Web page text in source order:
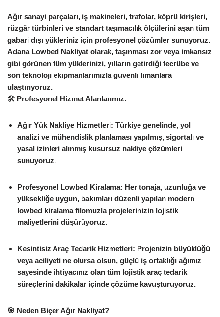
Ağır sanayi parçaları, iş makineleri, trafolar, köprü kirişleri,
rüzgâr türbinleri ve standart taşımacılık ölçülerini aşan tüm
gabari dışı yükleriniz için profesyonel çözümler sunuyoruz.
Adana Lowbed Nakliyat olarak, taşınması zor veya imkansız
gibi görünen tüm yüklerinizi, yılların getirdiği tecrübe ve
son teknoloji ekipmanlarımızla güvenli limanlara
ulaştırıyoruz.
🛠️ Profesyonel Hizmet Alanlarımız:
Ağır Yük Nakliye Hizmetleri: Türkiye genelinde, yol
analizi ve mühendislik planlaması yapılmış, sigortalı ve
yasal izinleri alınmış kusursuz nakliye çözümleri
sunuyoruz.
Profesyonel Lowbed Kiralama: Her tonaja, uzunluğa ve
yüksekliğe uygun, bakımları düzenli yapılan modern
lowbed kiralamafilomuzla projelerinizin lojistik
maliyetlerini düşürüyoruz.
Kesintisiz Araç Tedarik Hizmetleri: Projenizin büyüklüğü
veya aciliyeti ne olursa olsun, güçlü iş ortaklığı ağımız
sayesinde ihtiyacınız olan tüm lojistik araç tedarik
süreçlerini dakikalar içinde çözüme kavuşturuyoruz.
🎯 Neden Biçer Ağır Nakliyat?